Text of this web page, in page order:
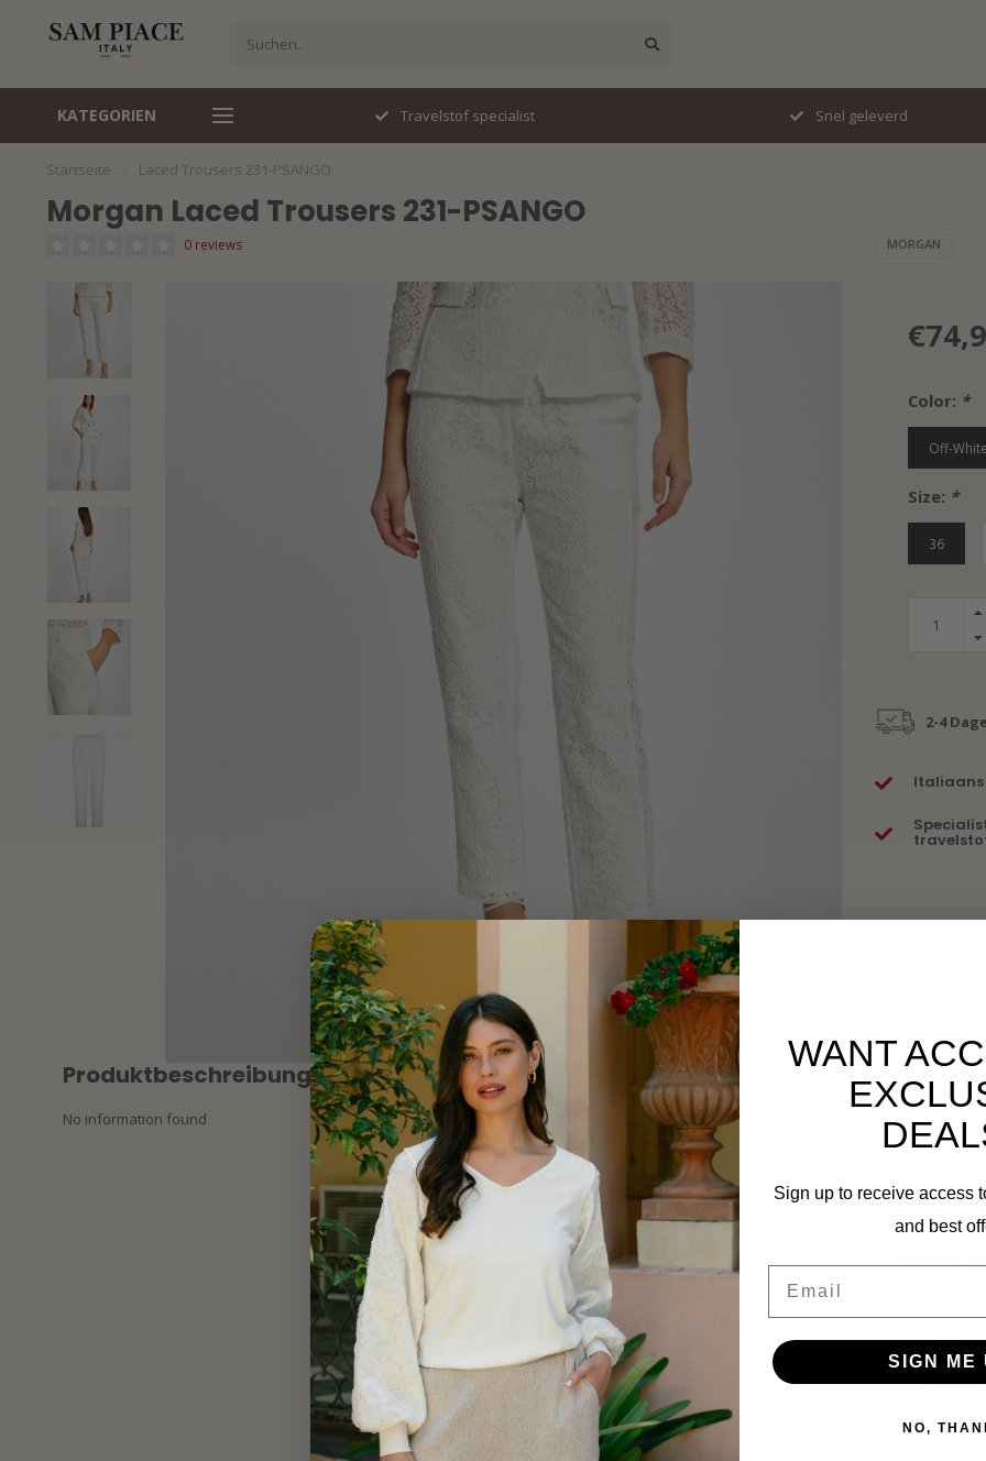
KATEGORIEN
Travelstof specialist Snel geleverd Perfecte pasvorm
Startseite Laced Trousers 231-PSANGO
Morgan Laced Trousers 231-PSANGO
0 reviews MORGAN
Color: *
Off-White
Size: *
36
2-4
Italiaans
Produktbeschreibung
No information found
Travel
WANT
Sign up to receive access
and best
SIGN ME
NO,